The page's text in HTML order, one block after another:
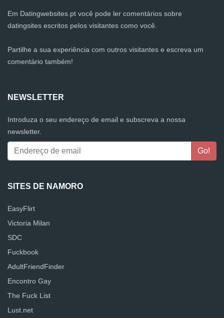
Em Datingwebsites.pt você pode ler comentários sobre
datingsites escritos pelos visitantes como você.
Partilhe a sua experiência com outros visitantes e escreva um
comentário também!
NEWSLETTER
Introduza o seu endereço de email e subscreva a nossa
newsletter.
SITES DE NAMORO
EasyFlirt
Victoria Milan
SDC
Fuckbook
AdultFriendFinder
Encontro Gay
The Fuck List
Lust.net